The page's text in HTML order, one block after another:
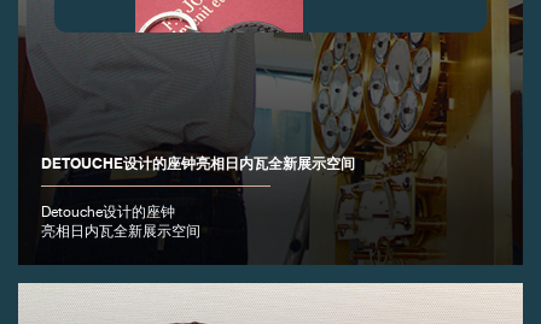
DETOUCHE设计的座钟亮相日内瓦全新展示空间
Detouche设计的座钟
亮相日内瓦全新展示空间
伪冒品